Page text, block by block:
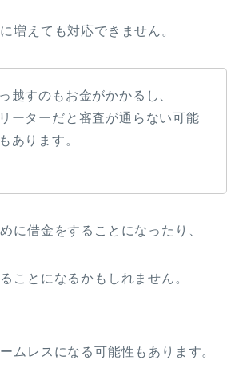
増えても対応できません。
越すのもお金がかかるし、
ーターだと審査が通らない可能
あります。
に借金をすることになったり、
ことになるかもしれません。
ムレスになる可能性もあります。